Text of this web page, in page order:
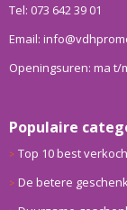
Tel: 073 642 39 01
Email:
Openingsuren: ma t/
Populaire
Top 10 best
De betere